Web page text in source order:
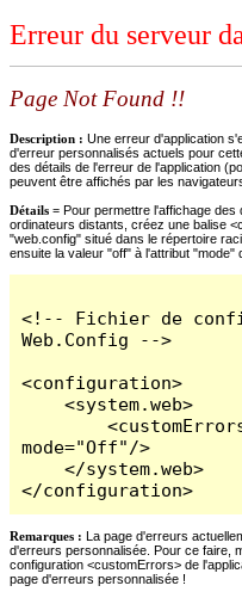
Erreur du serveur
Page Not Found !!
Description : Une erreur d'application
d'erreur personnalisés actuels pour
des détails de l'erreur de l'application
peuvent être affichés par les
Détails = Pour permettre l'affichage
ordinateurs distants, créez une balise
"web.config" situé dans le répertoire
ensuite la valeur "off" à l'attribut "mode"
<!-- Fichier de
Web.Config -->
<configuration>
    <system.web>
        <customErrors
mode="Off"/>
    </system.web>
</configuration>
Remarques : La page d'erreurs
d'erreurs personnalisée. Pour ce faire,
configuration <customErrors> de
page d'erreurs personnalisée !